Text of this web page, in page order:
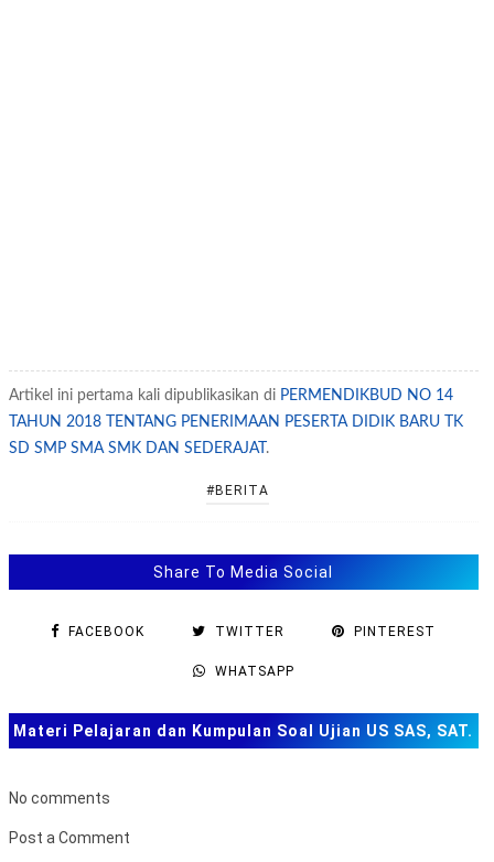
Artikel ini pertama kali dipublikasikan di PERMENDIKBUD NO 14
TAHUN 2018 TENTANG PENERIMAAN PESERTA DIDIK BARU TK
SD SMP SMA SMK DAN SEDERAJAT .
#BERITA
Share To Media Social
FACEBOOK TWITTER PINTEREST
WHATSAPP
Materi Pelajaran dan Kumpulan Soal Ujian US SAS, SAT.
No comments
Post a Comment